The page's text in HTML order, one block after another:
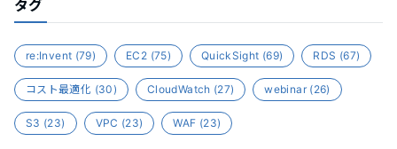
タグ
re:Invent (79) EC2 (75) QuickSight (69) RDS (67)
コスト最適化 (30) CloudWatch (27) webinar(26)
S3 (23) VPC (23) WAF (23)